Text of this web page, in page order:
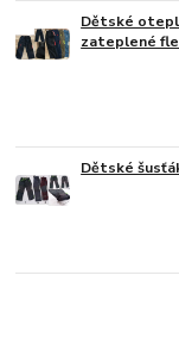
Dětské
zateplené
Dětské